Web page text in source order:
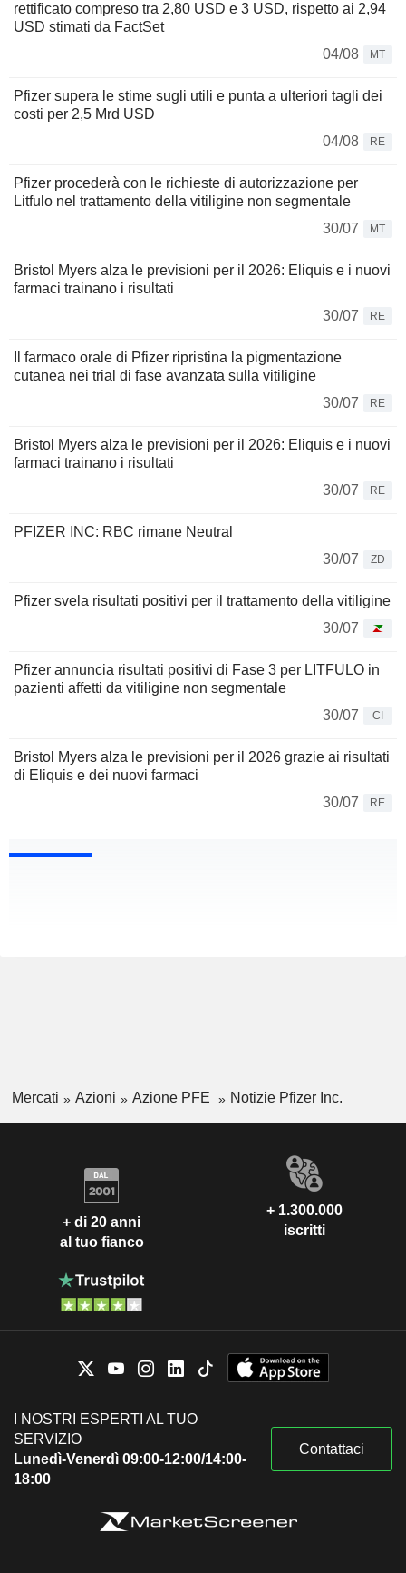
rettificato compreso tra 2,80 USD e 3 USD, rispetto ai 2,94
USD stimati da FactSet
04/08
MT
Pfizer supera le stime sugli utili e punta a ulteriori tagli dei
costi per 2,5 Mrd USD
04/08
RE
Pfizer procederà con le richieste di autorizzazione per
Litfulo nel trattamento della vitiligine non segmentale
30/07
MT
Bristol Myers alza le previsioni per il 2026: Eliquis e i nuovi
farmaci trainano i risultati
30/07
RE
Il farmaco orale di Pfizer ripristina la pigmentazione
cutanea nei trial di fase avanzata sulla vitiligine
30/07
RE
Bristol Myers alza le previsioni per il 2026: Eliquis e i nuovi
farmaci trainano i risultati
30/07
RE
PFIZER INC: RBC rimane Neutral
30/07
ZD
Pfizer svela risultati positivi per il trattamento della vitiligine
30/07
Pfizer annuncia risultati positivi di Fase 3 per LITFULO in
pazienti affetti da vitiligine non segmentale
30/07
CI
Bristol Myers alza le previsioni per il 2026 grazie ai risultati
di Eliquis e dei nuovi farmaci
30/07
RE
Mercati Azioni Azione PFE Notizie Pfizer Inc.
+ di 20 anni
al tuo fianco
+ 1.300.000
iscritti
I NOSTRI ESPERTI AL TUO
SERVIZIO
Lunedì-Venerdì 09:00-12:00/14:00-
18:00
Contattaci